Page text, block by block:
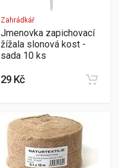
Zahrádkář
Jmenovka zapichovací
žížala slonová kost -
sada 10 ks
29 Kč